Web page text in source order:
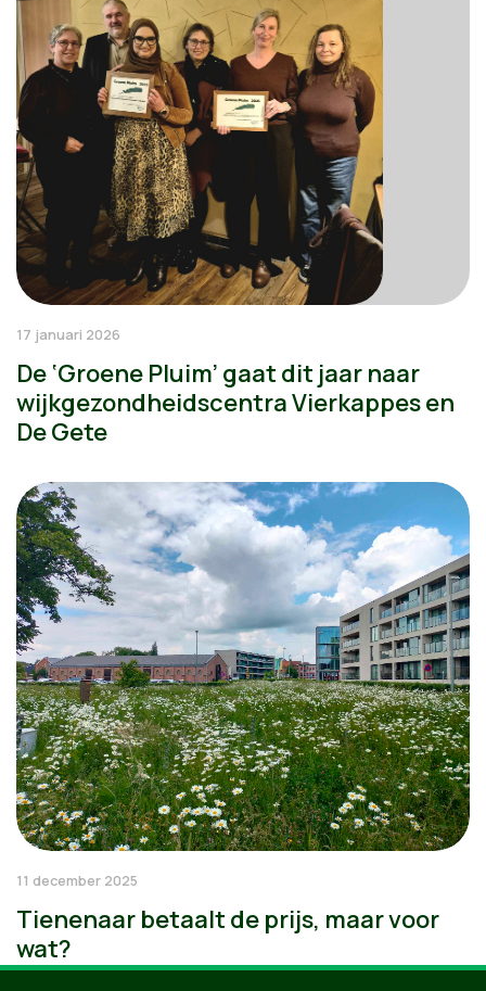
17 januari 2026
De ‘Groene Pluim’ gaat dit jaar naar
wijkgezondheidscentra Vierkappes en
De Gete
11 december 2025
Tienenaar betaalt de prijs, maar voor
wat?